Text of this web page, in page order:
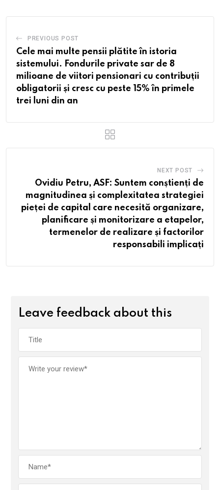
PREVIOUS POST
Cele mai multe pensii plătite în istoria
sistemului. Fondurile private sar de 8
milioane de viitori pensionari cu contribuții
obligatorii și cresc cu peste 15% în primele
trei luni din an
NEXT POST
Ovidiu Petru, ASF: Suntem conștienți de
magnitudinea și complexitatea strategiei
pieței de capital care necesită organizare,
planificare și monitorizare a etapelor,
termenelor de realizare și factorilor
responsabili implicați
Leave feedback about this